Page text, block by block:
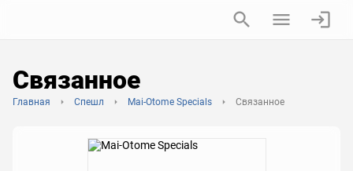
Связанное
Главная Спешл Mai-Otome Specials Связанное